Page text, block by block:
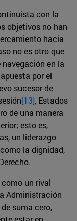
con la
objetivos no han
hacia
no es otro que
en la
por el
sucesor de
[13], Estados
de una manera
esto es,
un liderazgo
la dignidad,
un rival
Administración
suma cero,